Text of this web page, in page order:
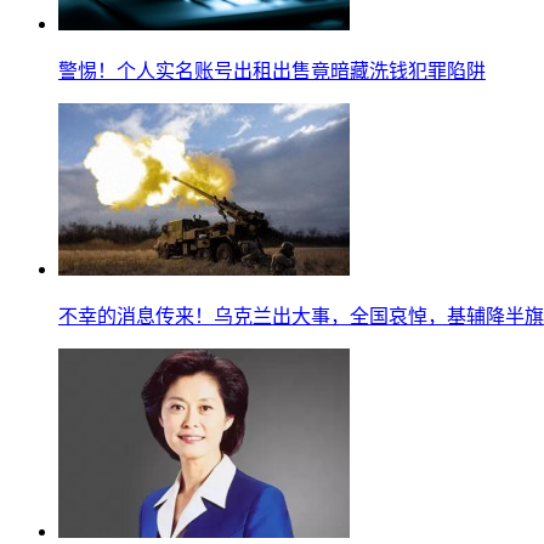
警惕！个人实名账号出租出售竟暗藏洗钱犯罪陷阱
不幸的消息传来！乌克兰出大事，全国哀悼，基辅降半